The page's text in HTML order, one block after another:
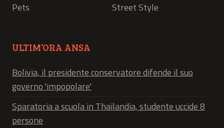
Pets
Street Style
ULTIM’ORA ANSA
Bolivia, il presidente conservatore difende il suo
governo 'impopolare'
Sparatoria a scuola in Thailandia, studente uccide 8
persone